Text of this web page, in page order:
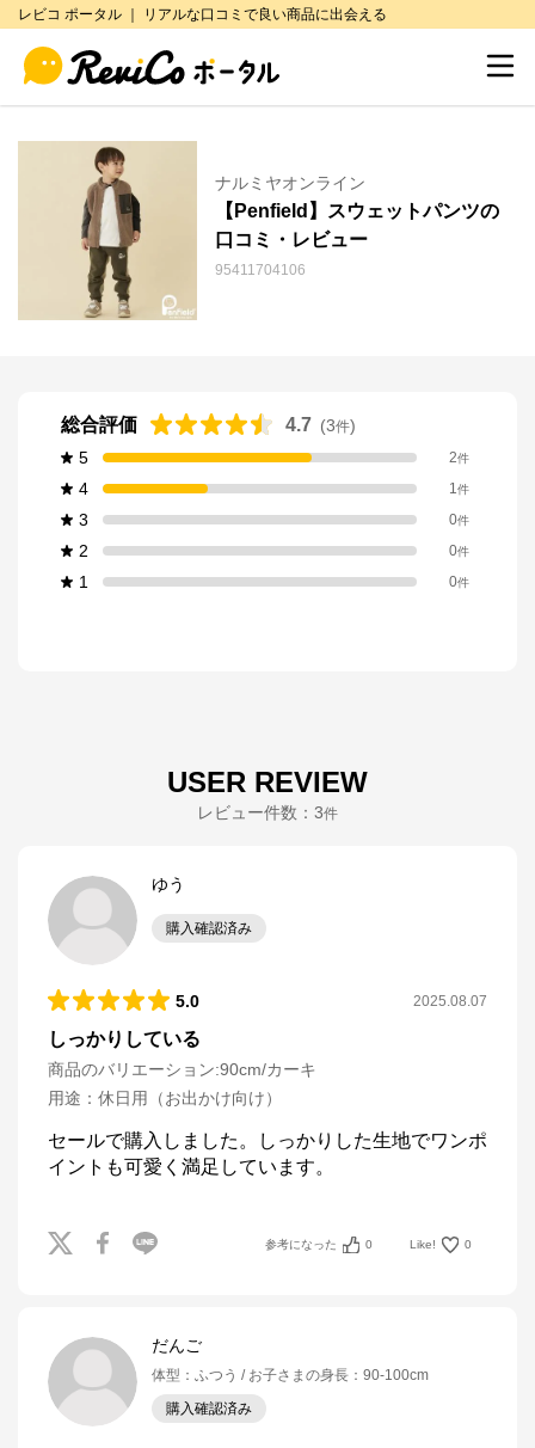
レビコ ポータル ｜ リアルな口コミで良い商品に出会える
ナルミヤオンライン
【Penfield】スウェットパンツの
口コミ・レビュー
95411704106
総合評価 4.7 (3件)
5
2件
4 1件
3 0件
2 0件
1 0件
USER REVIEW
レビュー件数： 3件
ゆう
購入確認済み
5.0 2025.08.07
しっかりしている
商品のバリエーション:90cm/カーキ
用途 ： 休日用（お出かけ向け）
セールで購入しました。しっかりした生地でワンポ
イントも可愛く満足しています。
参考になった 0 Like! 0
だんご
体型 ： ふつう お子さまの身長 ： 90-100cm
購入確認済み